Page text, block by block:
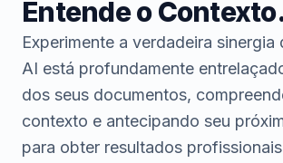
Entende o
Experimente a verdadeira sinergia
AI está profundamente
dos seus documentos,
contexto e antecipando seu
para obter resultados profissionais